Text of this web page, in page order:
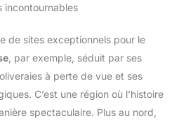
incontournables
de sites exceptionnels pour le
, par exemple, séduit par ses
à perte de vue et ses
C’est une région où l’histoire
spectaculaire. Plus au nord,